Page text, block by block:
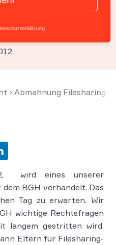
› Abmahnung Filesharing
wird eines unserer
BGH verhandelt. Das
Tag zu erwarten. Wir
wichtige Rechtsfragen
langem gestritten wird.
Eltern für Filesharing-